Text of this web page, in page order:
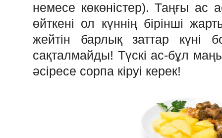
немесе көкөністер). Таңғы ас
өйткені ол күннің бірінші
жейтін барлық заттар күні
сақталмайды! Түскі ас-бұл
әсіресе сорпа кіруі керек!